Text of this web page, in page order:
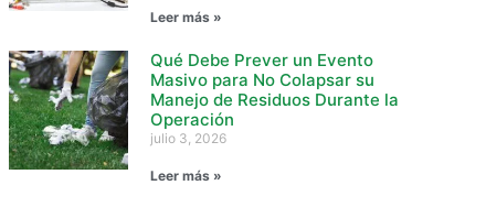
Leer más »
Qué Debe Prever un Evento
Masivo para No Colapsar su
Manejo de Residuos Durante la
Operación
julio 3, 2026
Leer más »